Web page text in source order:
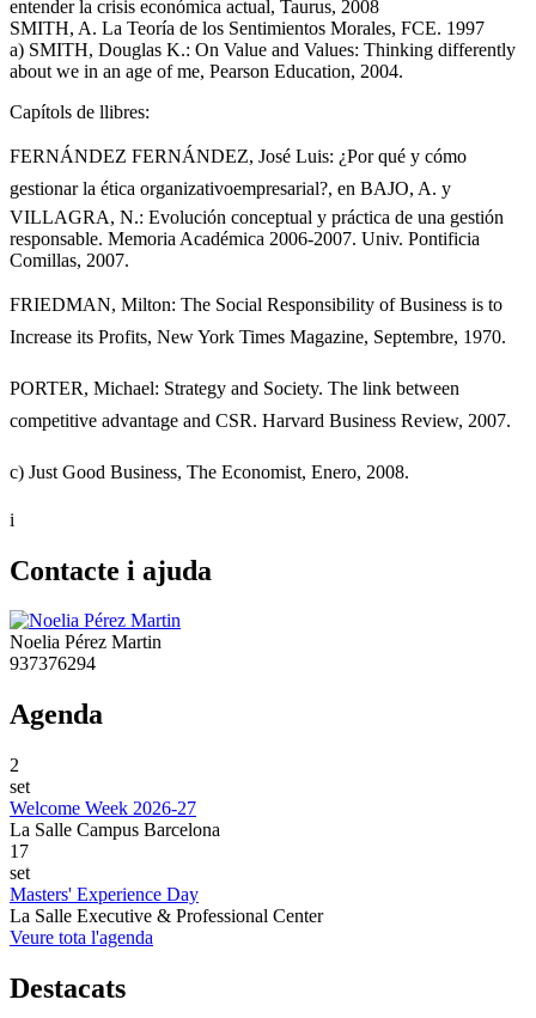
entender la crisis económica actual, Taurus, 2008
SMITH, A. La Teoría de los Sentimientos Morales, FCE. 1997
a) SMITH, Douglas K.: On Value and Values: Thinking differently
about we in an age of me, Pearson Education, 2004.
Capítols de llibres:
FERNÁNDEZ FERNÁNDEZ, José Luis: ¿Por qué y cómo
gestionar la ética organizativoempresarial?, en BAJO, A. y
VILLAGRA, N.: Evolución conceptual y práctica de una gestión
responsable. Memoria Académica 2006-2007. Univ. Pontificia
Comillas, 2007.
FRIEDMAN, Milton: The Social Responsibility of Business is to
Increase its Profits, New York Times Magazine, Septembre, 1970.
PORTER, Michael: Strategy and Society. The link between
competitive advantage and CSR. Harvard Business Review, 2007.
c) Just Good Business, The Economist, Enero, 2008.
i
Contacte i ajuda
Noelia Pérez Martin
937376294
Agenda
2
set
Welcome Week 2026-27
La Salle Campus Barcelona
17
set
Masters' Experience Day
La Salle Executive & Professional Center
Veure tota l'agenda
Destacats